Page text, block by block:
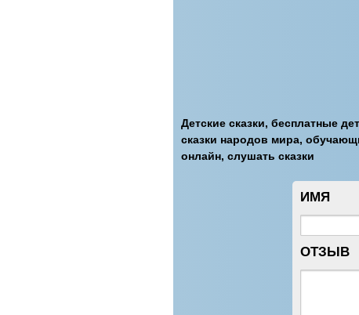
Детские сказки, бесплатные
сказки народов мира,
онлайн, слушать сказки
ИМЯ
ОТЗЫВ